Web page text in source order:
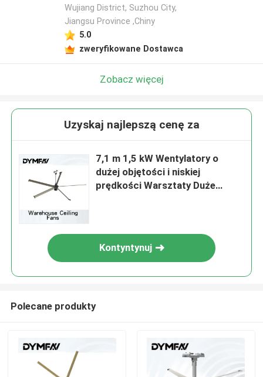
Wujiang District, Suzhou City,
Jiangsu Province ,Chiny
5.0
zweryfikowane Dostawca
Zobacz więcej
Uzyskaj najlepszą cenę za
7,1 m 1,5 kW Wentylatory o
dużej objętości i niskiej
prędkości Warsztaty Duże
Kontyntynuj
Polecane produkty